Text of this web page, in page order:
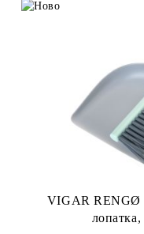
VIGAR RENGØ